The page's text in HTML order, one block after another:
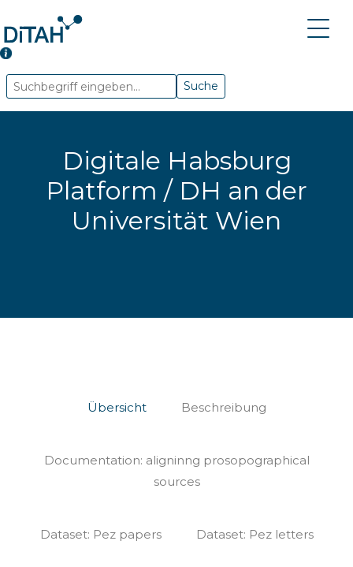
Suche
Digitale Habsburg
Platform / DH an der
Universität Wien
Übersicht Beschreibung
Documentation: aligninng prosopographical
sources
Dataset: Pez papers Dataset: Pez letters